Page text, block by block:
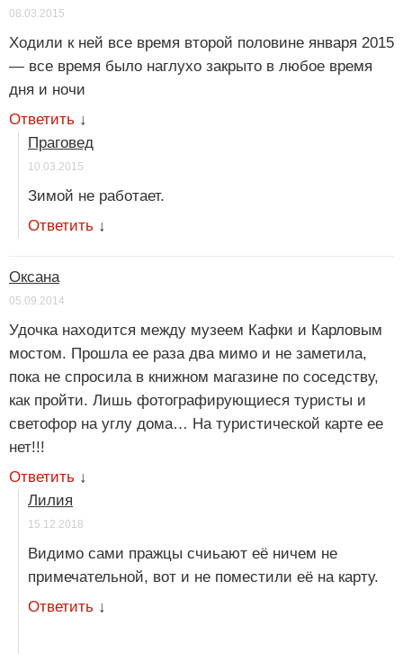
08.03.2015
Ходили к ней все время второй половине января 2015
— все время было наглухо закрыто в любое время
дня и ночи
Ответить ↓
Праговед
10.03.2015
Зимой не работает.
Ответить ↓
Оксана
05.09.2014
Удочка находится между музеем Кафки и Карловым
мостом. Прошла ее раза два мимо и не заметила,
пока не спросила в книжном магазине по соседству,
как пройти. Лишь фотографирующиеся туристы и
светофор на углу дома… На туристической карте ее
нет!!!
Ответить ↓
Лилия
15.12.2018
Видимо сами пражцы счиьают её ничем не
примечательной, вот и не поместили её на карту.
Ответить ↓